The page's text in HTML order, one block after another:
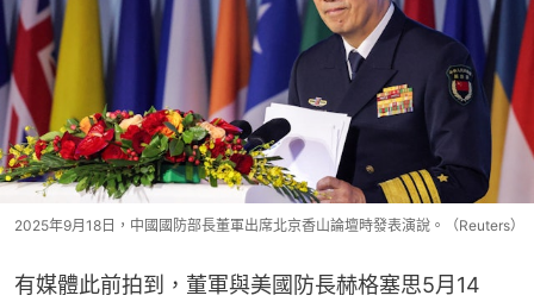
2025年9月18日，中國國防部長董軍出席北京香山論壇時發表演說。（Reuters）
有媒體此前拍到，董軍與美國防長赫格塞思5月14